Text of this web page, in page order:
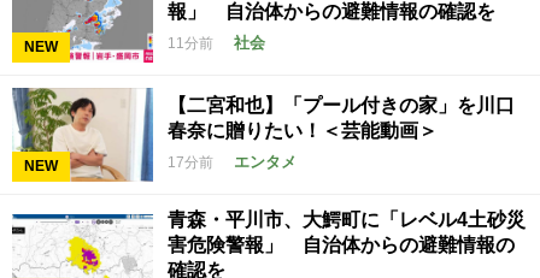
NEW
報」 自治体からの避難情報の確認を
11分前 社会
NEW
【二宮和也】「プール付きの家」を川口
春奈に贈りたい！＜芸能動画＞
17分前 エンタメ
青森・平川市、大鰐町に「レベル4土砂災
害危険警報」 自治体からの避難情報の
確認を